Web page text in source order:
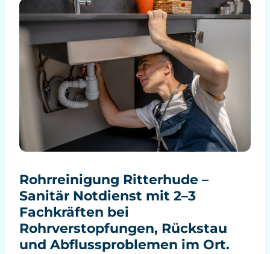
Rohrreinigung Ritterhude –
Sanitär Notdienst mit 2–3
Fachkräften bei
Rohrverstopfungen, Rückstau
und Abflussproblemen im Ort.